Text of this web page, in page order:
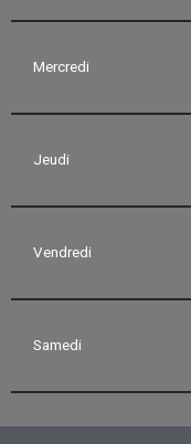
Mercredi
Jeudi
Vendredi
Samedi